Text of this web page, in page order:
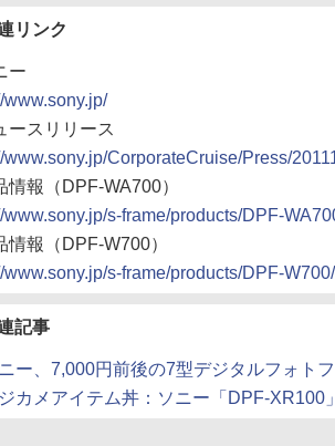
リンク
ー
www.sony.jp/
ースリリース
www.sony.jp/CorporateCruise/Press/
情報（DPF-WA700）
www.sony.jp/s-frame/products/DPF-
情報（DPF-W700）
www.sony.jp/s-frame/products/DPF-W700/
記事
ー、7,000円前後の7型デジタルフォト
カメアイテム丼：ソニー「DPF-XR100